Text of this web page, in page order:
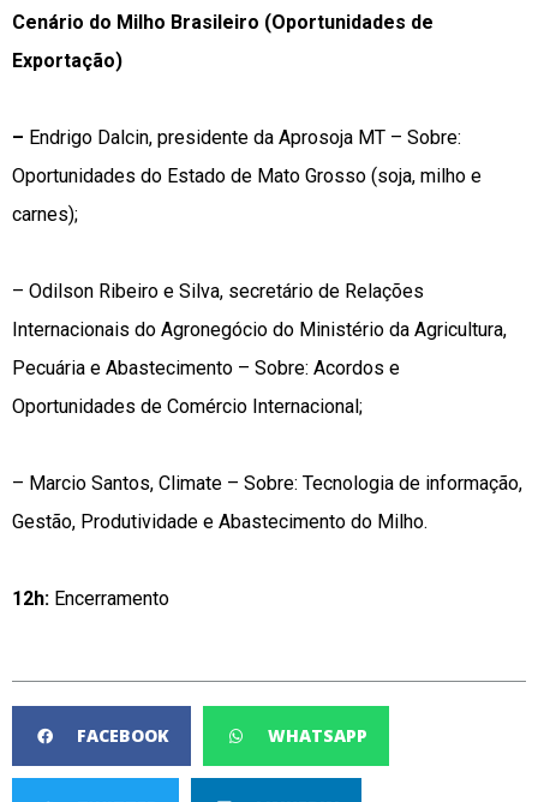
Cenário do Milho Brasileiro (Oportunidades de
Exportação)
– Endrigo Dalcin, presidente da Aprosoja MT – Sobre:
Oportunidades do Estado de Mato Grosso (soja, milho e
carnes);
– Odilson Ribeiro e Silva, secretário de Relações
Internacionais do Agronegócio do Ministério da Agricultura,
Pecuária e Abastecimento – Sobre: Acordos e
Oportunidades de Comércio Internacional;
– Marcio Santos, Climate – Sobre: Tecnologia de informação,
Gestão, Produtividade e Abastecimento do Milho.
12h: Encerramento
FACEBOOK WHATSAPP